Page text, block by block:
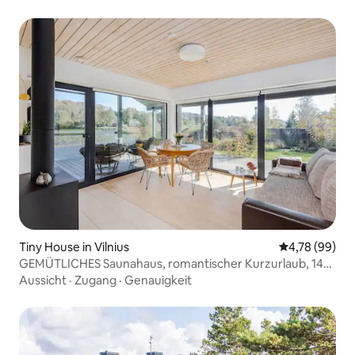
Tiny House in Vilnius
4,78 (99)
GEMÜTLICHES Saunahaus, romantischer Kurzurlaub, 14
km von Vilnius entfernt
Aussicht · Zugang · Genauigkeit